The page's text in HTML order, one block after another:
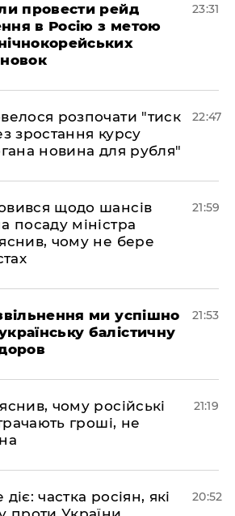
провести рейд
в Росію з метою
23:31
розпочати "тиск
зростання курсу
новина для рубля"
22:47
щодо шансів
посаду міністра
чому не бере
21:59
ми успішно
балістичну
21:53
чому російські
гроші, не
21:19
частка росіян, які
20:52